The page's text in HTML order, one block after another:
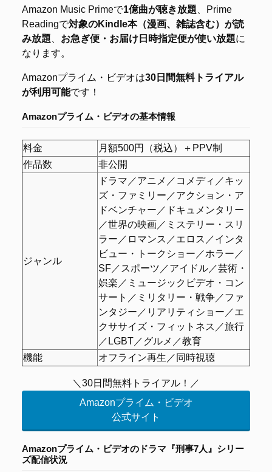
Amazon Music Primeで1億曲が聴き放題 、Prime
Readingで対象のKindle本（漫画、雑誌含む）が読
み放題
お急ぎ便・お届け日時指定便が使い放題に
なります。
Amazonプライム・ビデオは30日間無料トライアル
が利用可能です！
Amazonプライム・ビデオの基本情報
料金
月額500円（税込）＋PPV制
作品数
非公開
ジャンル
ドラマ／アニメ／コメディ／キッ
ズ・ファミリー／アクション・ア
ドベンチャー／ドキュメンタリー
／世界の映画／ミステリー・スリ
ラー／ロマンス／エロス／インタ
ビュー・トークショー／ホラー／
SF／スポーツ／アイドル／芸術・
娯楽／ミュージックビデオ・コン
サート／ミリタリー・戦争／ファ
ンタジー／リアリティショー／エ
クササイズ・フィットネス／旅行
／LGBT／グルメ／教育
機能
オフライン再生／同時視聴
＼30日間無料トライアル！／
Amazonプライム・ビデオ
公式サイト
Amazonプライム・ビデオの ドラマ『刑事7人』シリー
ズ配信状況